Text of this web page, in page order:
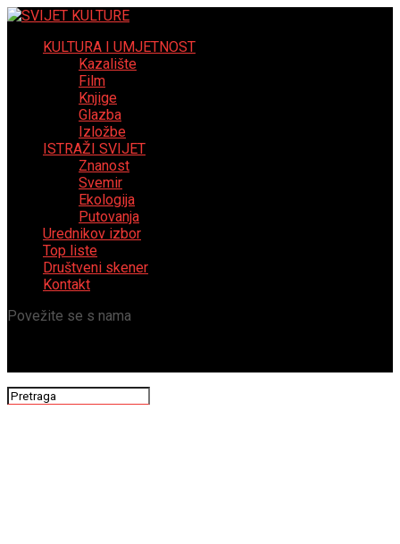
KULTURA I UMJETNOST
Kazalište
Film
Knjige
Glazba
Izložbe
ISTRAŽI SVIJET
Znanost
Svemir
Ekologija
Putovanja
Urednikov izbor
Top liste
Društveni skener
Kontakt
Povežite se s nama